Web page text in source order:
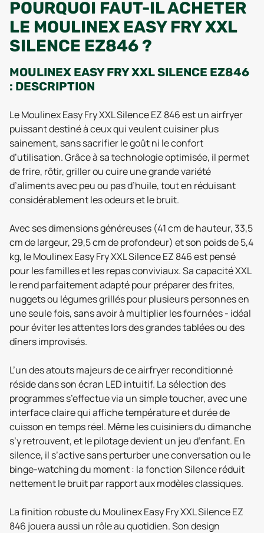
POURQUOI FAUT-IL ACHETER
LE MOULINEX EASY FRY XXL
SILENCE EZ846 ?
MOULINEX EASY FRY XXL SILENCE EZ846
: DESCRIPTION
Le Moulinex Easy Fry XXL Silence EZ 846 est un airfryer
puissant destiné à ceux qui veulent cuisiner plus
sainement, sans sacrifier le goût ni le confort
d’utilisation. Grâce à sa technologie optimisée, il permet
de frire, rôtir, griller ou cuire une grande variété
d’aliments avec peu ou pas d’huile, tout en réduisant
considérablement les odeurs et le bruit.
Avec ses dimensions généreuses (41 cm de hauteur, 33,5
cm de largeur, 29,5 cm de profondeur) et son poids de 5,4
kg, le Moulinex Easy Fry XXL Silence EZ 846 est pensé
pour les familles et les repas conviviaux. Sa capacité XXL
le rend parfaitement adapté pour préparer des frites,
nuggets ou légumes grillés pour plusieurs personnes en
une seule fois, sans avoir à multiplier les fournées - idéal
pour éviter les attentes lors des grandes tablées ou des
dîners improvisés.
L’un des atouts majeurs de ce airfryer reconditionné
réside dans son écran LED intuitif. La sélection des
programmes s’effectue via un simple toucher, avec une
interface claire qui affiche température et durée de
cuisson en temps réel. Même les cuisiniers du dimanche
s’y retrouvent, et le pilotage devient un jeu d’enfant. En
silence, il s’active sans perturber une conversation ou le
binge-watching du moment : la fonction Silence réduit
nettement le bruit par rapport aux modèles classiques.
La finition robuste du Moulinex Easy Fry XXL Silence EZ
846 jouera aussi un rôle au quotidien. Son design